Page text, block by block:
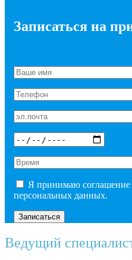
Записаться на
Я принимаю соглашение
персональных данных.
Ведущий